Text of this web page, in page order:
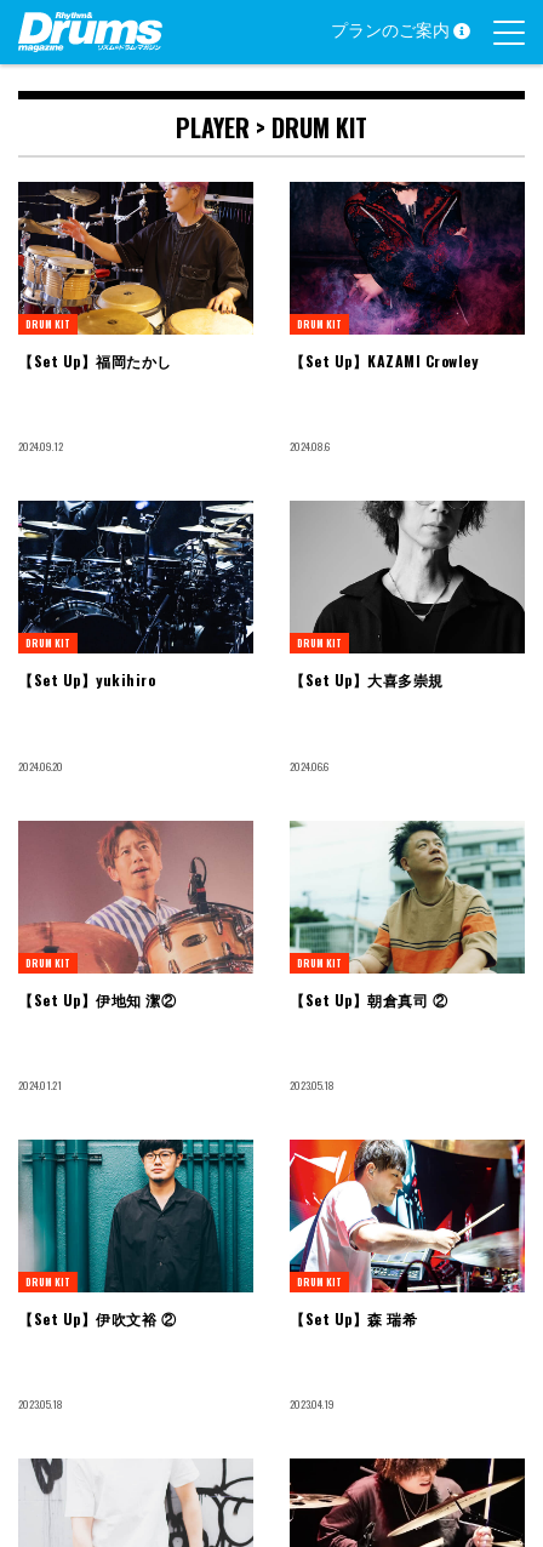
Skip
content
プランのご案内
PLAYER > DRUM KIT
DRUM KIT
【Set Up】福岡たかし
2024.09.12
DRUM KIT
【Set Up】KAZAMI Crowley
2024.08.6
DRUM KIT
【Set Up】yukihiro
2024.06.20
DRUM KIT
【Set Up】大喜多崇規
2024.06.6
DRUM KIT
【Set Up】伊地知 潔②
2024.01.21
DRUM KIT
【Set Up】朝倉真司 ②
2023.05.18
DRUM KIT
【Set Up】伊吹文裕 ②
2023.05.18
DRUM KIT
【Set Up】森 瑞希
2023.04.19